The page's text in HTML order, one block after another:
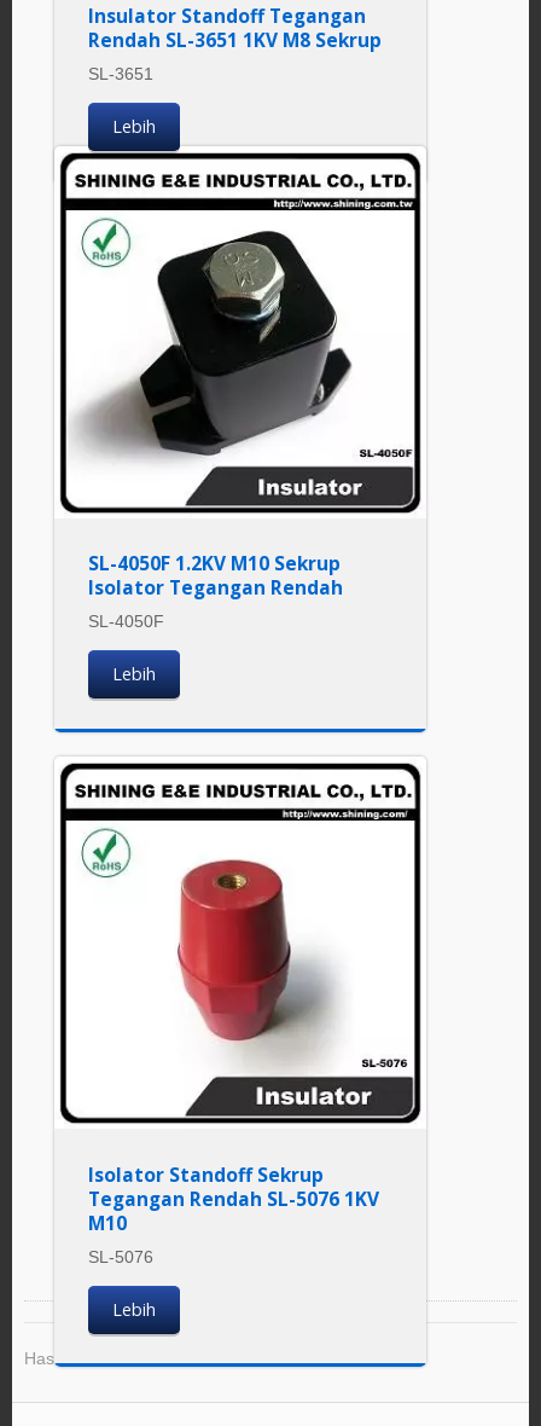
Insulator Standoff Tegangan
Rendah SL-3651 1KV M8 Sekrup
SL-3651
Lebih
SL-4050F 1.2KV M10 Sekrup
Isolator Tegangan Rendah
SL-4050F
Lebih
Isolator Standoff Sekrup
Tegangan Rendah SL-5076 1KV
M10
SL-5076
Lebih
Hasil 1 - 8 dari 8